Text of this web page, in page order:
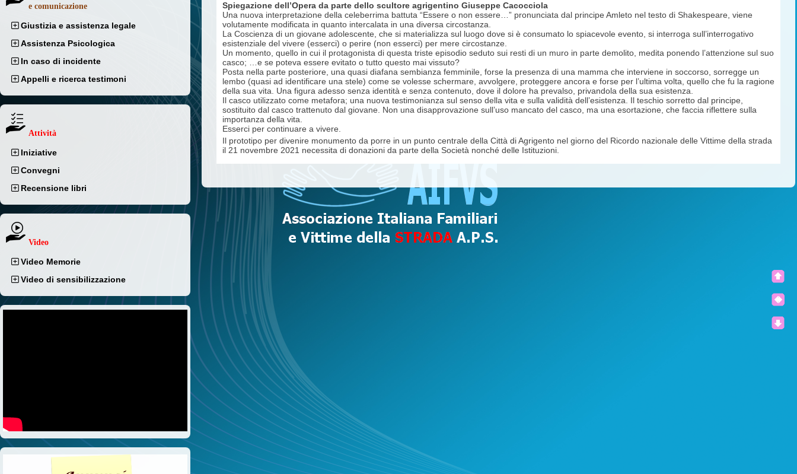
e comunicazione
Giustizia e assistenza legale
Assistenza Psicologica
In caso di incidente
Appelli e ricerca testimoni
Attività
Iniziative
Convegni
Recensione libri
Video
Video Memorie
Video di sensibilizzazione
Spiegazione dell’Opera da parte dello scultore agrigentino Giuseppe Cacocciola
Una nuova interpretazione della celeberrima battuta “Essere o non essere…” pronunciata dal principe Amleto nel testo di Shakespeare, viene
volutamente modificata in quanto intercalata in una diversa circostanza.
La Coscienza di un giovane adolescente, che si materializza sul luogo dove si è consumato lo spiacevole evento, si interroga sull’interrogativo
esistenziale del vivere (esserci) o perire (non esserci) per mere circostanze.
Un momento, quello in cui il protagonista di questa triste episodio seduto sui resti di un muro in parte demolito, medita ponendo l’attenzione sul suo
casco; …e se poteva essere evitato o tutto questo mai vissuto?
Posta nella parte posteriore, una quasi diafana sembianza femminile, forse la presenza di una mamma che interviene in soccorso, sorregge un
lembo (quasi ad identificare una stele) come se volesse schermare, avvolgere, proteggere ancora e forse per l’ultima volta, quello che fu la ragione
della sua vita. Una figura adesso senza identità e senza contenuto, dove il dolore ha prevalso, privandola della sua esistenza.
Il casco utilizzato come metafora; una nuova testimonianza sul senso della vita e sulla validità dell’esistenza. Il teschio sorretto dal principe,
sostituito dal casco trattenuto dal giovane. Non una disapprovazione sull’uso mancato del casco, ma una esortazione, che faccia riflettere sulla
importanza della vita.
Esserci per continuare a vivere.
Il prototipo per divenire monumento da porre in un punto centrale della Città di Agrigento nel giorno del Ricordo nazionale delle Vittime della strada
il 21 novembre 2021 necessita di donazioni da parte della Società nonché delle Istituzioni.